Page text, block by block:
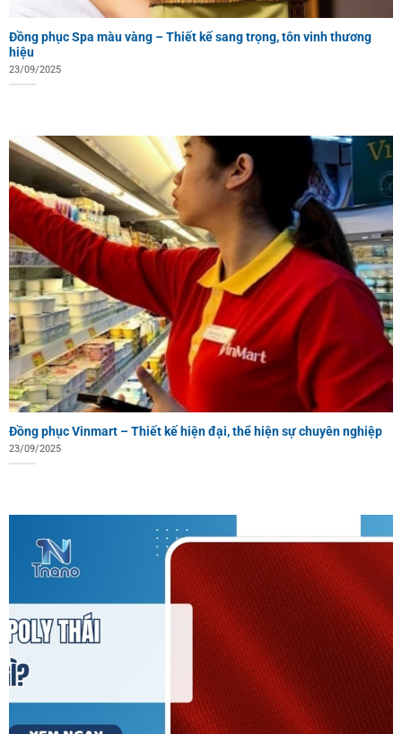
Đồng phục Spa màu vàng – Thiết kế sang trọng, tôn vinh thương
hiệu
23/09/2025
Đồng phục Vinmart – Thiết kế hiện đại, thể hiện sự chuyên nghiệp
23/09/2025